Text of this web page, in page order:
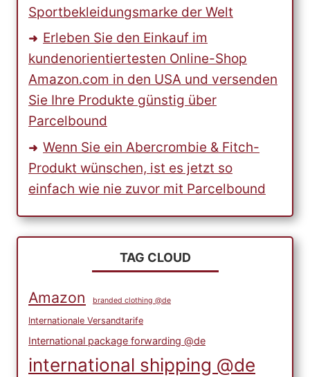
Sportbekleidungsmarke der Welt
Erleben Sie den Einkauf im
kundenorientiertesten Online-Shop
Amazon.com in den USA und versenden
Sie Ihre Produkte günstig über
Parcelbound
Wenn Sie ein Abercrombie & Fitch-
Produkt wünschen, ist es jetzt so
einfach wie nie zuvor mit Parcelbound
TAG CLOUD
Amazon branded clothing @de
Internationale Versandtarife
International package forwarding @de
international shipping @de